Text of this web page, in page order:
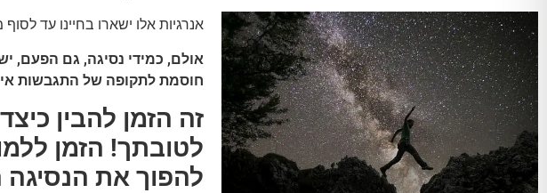
אנרגיות אלו ישארו בחיינו עד לסוף
אולם, כמידי נסיגה, גם הפעם,
חוסמת לתקופה של התגבשות
זה הזמן להבין
לטובתך! הזמן
להפוך את הנסיגה